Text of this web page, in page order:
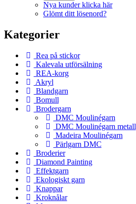
Nya kunder klicka här
Glömt ditt lösenord?
Kategorier
Rea på stickor
Kalevala utförsälning
REA-korg
Akryl
Blandgarn
Bomull
Brodergarn
DMC Moulinégarn
DMC Moulinégarn metall
Madeira Moulinégarn
Pärlgarn DMC
Broderier
Diamond Painting
Effektgarn
Ekologiskt garn
Knappar
Kroknålar